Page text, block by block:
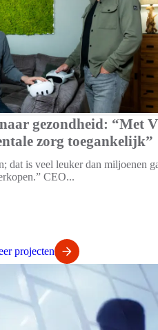
gezondheid: “Met
zorg toegankelijk”
dat is veel leuker dan miljoenen
CEO...
projecten